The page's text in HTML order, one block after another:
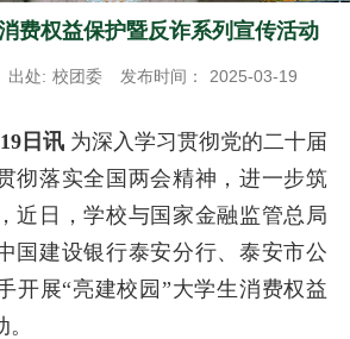
费权益保护暨反诈系列宣传活动
出处: 校团委 发布时间： 2025-03-19
日讯 为深入学习贯彻党的二十届
彻落实全国两会精神，进一步筑
近日，学校与国家金融监管总局
国建设银行泰安分行、泰安市公
开展“亮建校园”大学生消费权益